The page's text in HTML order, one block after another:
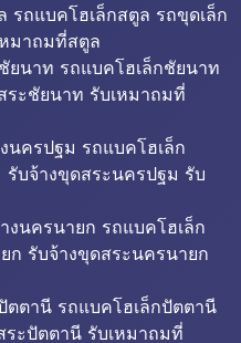
รถแบคโฮเล็กสตูล รถขุดเล็ก
มาถมที่สตูล
ยนาท รถแบคโฮเล็กชัยนาท
ระชัยนาท รับเหมาถมที่
นครปฐม รถแบคโฮเล็ก
บจ้างขุดสระนครปฐม รับ
งนครนายก รถแบคโฮเล็ก
ก รับจ้างขุดสระนครนายก
ตตานี รถแบคโฮเล็กปัตตานี
ระปัตตานี รับเหมาถมที่